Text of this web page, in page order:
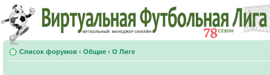
Список форумов ‹ Общие ‹ О Лиге